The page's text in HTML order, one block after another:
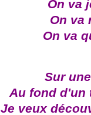
On va
On va
On va
Sur
Au fond d'un
Je veux